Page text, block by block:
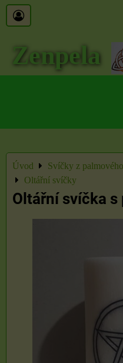
Zenpela
Úvod
Svíčky z
Oltářní svíčky
Oltářní svíčka